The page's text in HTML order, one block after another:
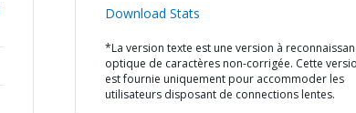
Download Stats
*La version texte est une version à
optique de caractères non-corrigée. Cette
est fournie uniquement pour accommoder les
utilisateurs disposant de connections lentes.